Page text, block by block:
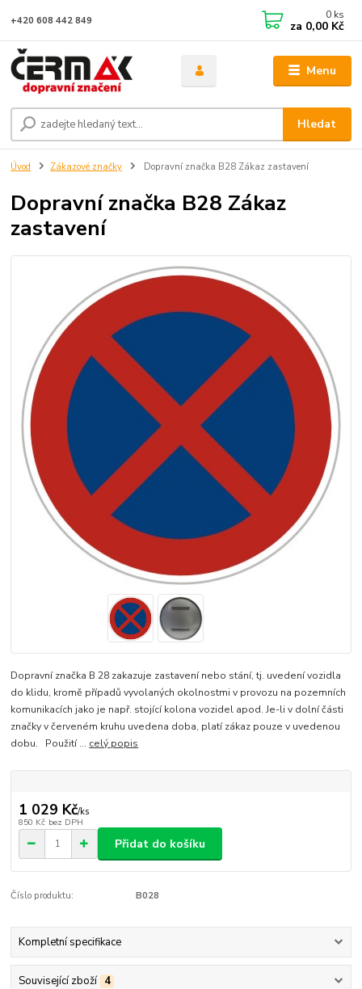
Menu
Hledat
+420 608 442 849 0 ks
za 0,00 Kč
Úvod Zákazové značky Dopravní značka B28 Zákaz zastavení
Dopravní značka B28 Zákaz
zastavení
Dopravní značka B 28 zakazuje zastavení nebo stání, tj. uvedení vozidla
do klidu, kromě případů vyvolaných okolnostmi v provozu na pozemních
komunikacích jako je např. stojící kolona vozidel apod. Je-li v dolní části
značky v červeném kruhu uvedena doba, platí zákaz pouze v uvedenou
dobu. Použití ... celý popis
1 029 Kč/ks
850 Kč bez DPH
Přidat do košíku
Číslo produktu: B028
Kompletní specifikace
Související zboží 4